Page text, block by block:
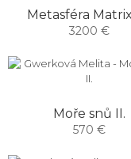
Metasféra
3200 €
Moře snů II.
570 €